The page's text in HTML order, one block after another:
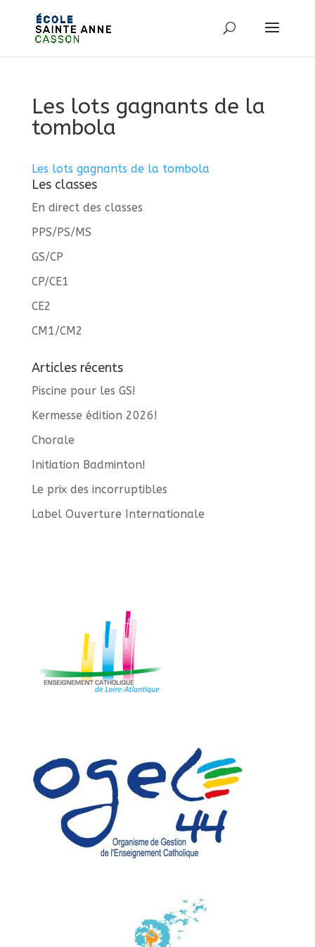
Les lots gagnants de la
tombola
Les lots gagnants de la tombola
Les classes
En direct des classes
PPS/PS/MS
GS/CP
CP/CE1
CE2
CM1/CM2
Articles récents
Piscine pour les GS!
Kermesse édition 2026!
Chorale
Initiation Badminton!
Le prix des incorruptibles
Label Ouverture Internationale